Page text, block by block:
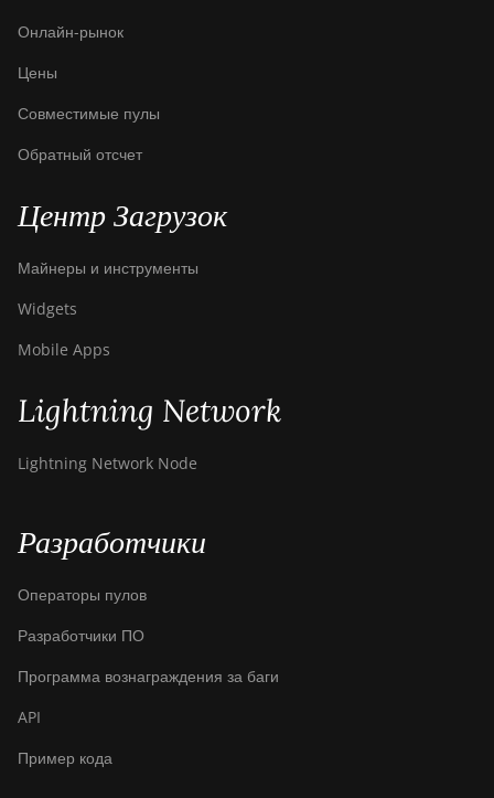
Онлайн-рынок
Цены
Совместимые пулы
Обратный отсчет
Центр Загрузок
Майнеры и инструменты
Widgets
Mobile Apps
Lightning Network
Lightning Network Node
Разработчики
Операторы пулов
Разработчики ПО
Программа вознаграждения за баги
API
Пример кода